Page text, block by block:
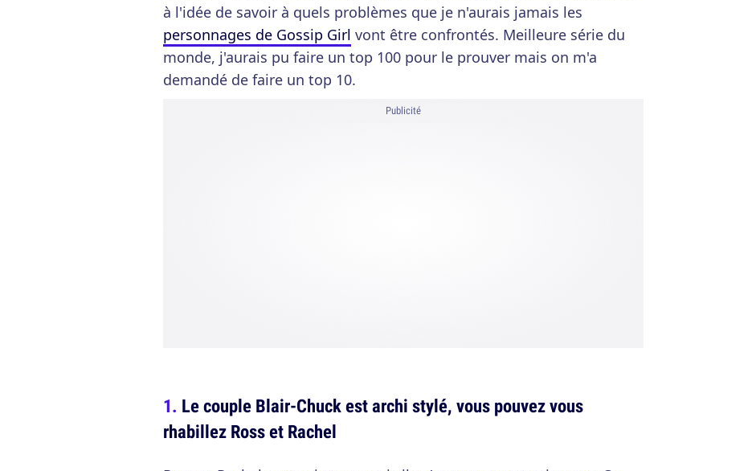
à l'idée de savoir à quels problèmes que je n'aurais jamais les
personnages de Gossip Girl vont être confrontés. Meilleure série du
monde, j'aurais pu faire un top 100 pour le prouver mais on m'a
demandé de faire un top 10.
Publicité
Le couple Blair-Chuck est archi stylé, vous pouvez vous
rhabillez Ross et Rachel